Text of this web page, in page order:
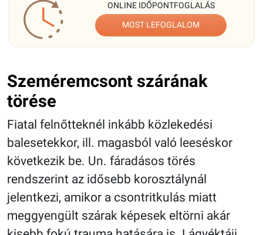
ONLINE IDŐPONTFOGLALÁS
MOST LEFOGLALOM
Szeméremcsont szárának
törése
Fiatal felnőtteknél inkább közlekedési
balesetekkor, ill. magasból való leeséskor
következik be. Un. fáradásos törés
rendszerint az idősebb korosztálynál
jelentkezi, amikor a csontritkulás miatt
meggyengült szárak képesek eltörni akár